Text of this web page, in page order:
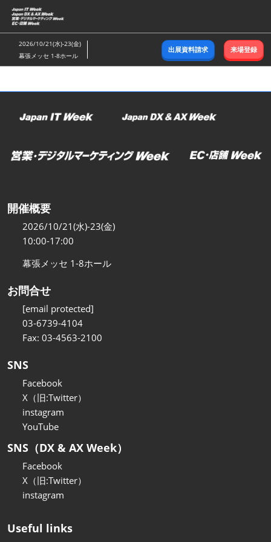
ス
キ
ッ
し
2026/10/21(水)-23(金)
幕張メッセ 1-8ホール
出展資料請求 来場登録
開催概要
2026/10/21(水)-23(金)
10:00-17:00
幕張メッセ 1-8ホール
お問合せ
[email protected]
03-6739-4104
Fax: 03-4563-2100
SNS
Facebook
X（旧:Twitter）
instagram
YouTube
SNS（DX & AX Week）
Facebook
X（旧:Twitter）
instagram
Useful links